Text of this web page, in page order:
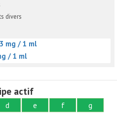
divers
mg / 1 ml
/ 1 ml
actif
d e f
g